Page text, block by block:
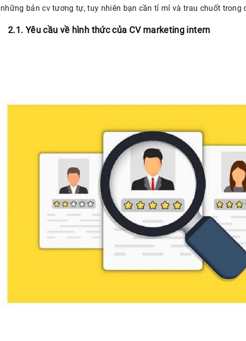
những bản cv tương tự, tuy nhiên bạn cần tỉ mỉ và trau chuốt trong
2.1. Yêu cầu về hình thức của CV marketing intern